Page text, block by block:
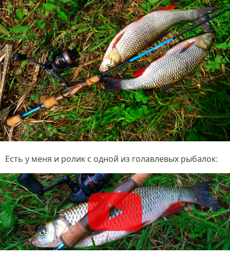
Есть у меня и ролик с одной из голавлевых рыбалок: